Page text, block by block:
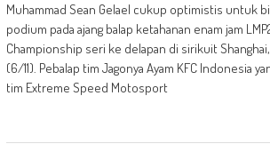
Muhammad Sean Gelael cukup optimistis untuk
podium pada ajang balap ketahanan enam jam
Championship seri ke delapan di sirikuit
(6/11). Pebalap tim Jagonya Ayam KFC Indonesia
tim Extreme Speed Motosport